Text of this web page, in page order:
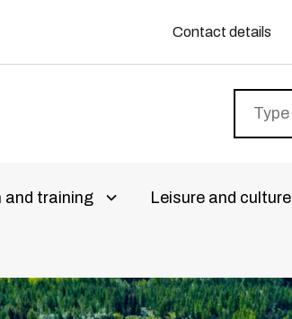
Contact details
and training Avaa alivalikko
Leisure and culture